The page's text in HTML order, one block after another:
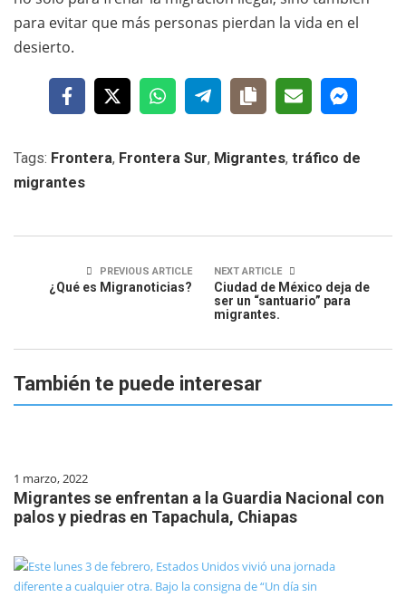
para evitar que más personas pierdan la vida en el
desierto.
Tags: Frontera, Frontera Sur, Migrantes, tráfico de
migrantes
PREVIOUS ARTICLE
¿Qué es Migranoticias?
NEXT ARTICLE
Ciudad de México deja de
ser un “santuario” para
migrantes.
También te puede interesar
1 marzo, 2022
Migrantes se enfrentan a la Guardia Nacional con
palos y piedras en Tapachula, Chiapas